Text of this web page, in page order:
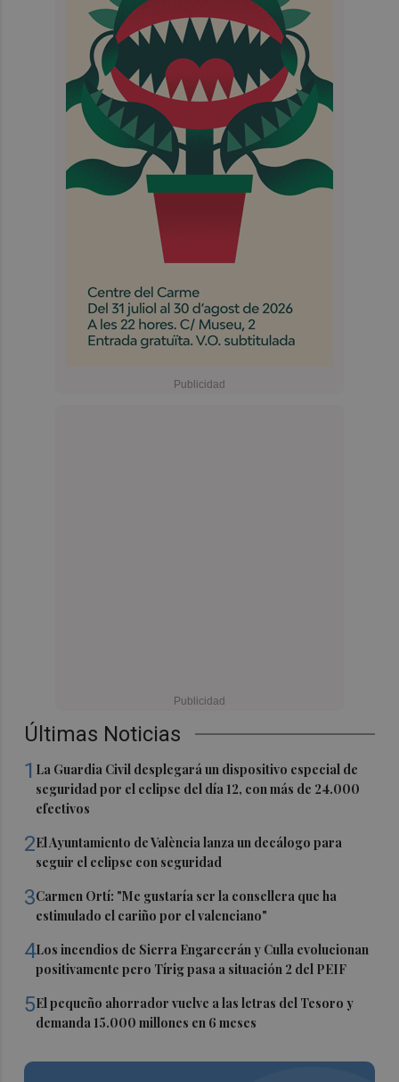
Últimas Noticias
1 La Guardia Civil desplegará un dispositivo especial de
seguridad por el eclipse del día 12, con más de 24.000
efectivos
2El Ayuntamiento de València lanza un decálogo para
seguir el eclipse con seguridad
3Carmen Ortí: "Me gustaría ser la consellera que ha
estimulado el cariño por el valenciano"
4Los incendios de Sierra Engarcerán y Culla evolucionan
positivamente pero Tírig pasa a situación 2 del PEIF
5El pequeño ahorrador vuelve a las letras del Tesoro y
demanda 15.000 millones en 6 meses